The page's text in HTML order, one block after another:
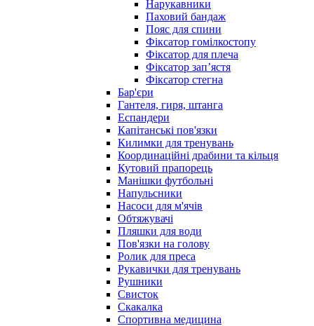
Нарукавники
Паховий бандаж
Пояс для спини
Фіксатор гомілкостопу
Фіксатор для плеча
Фіксатор запʼястя
Фіксатор стегна
Бар'єри
Гантеля, гиря, штанга
Еспандери
Капітанські пов'язки
Килимки для тренувань
Координаційні драбини та кільця
Кутовий прапорець
Манішки футбольні
Напульсники
Насоси для м'ячів
Обтяжувачі
Пляшки для води
Пов'язки на голову
Ролик для преса
Рукавички для тренувань
Рушники
Свисток
Скакалка
Спортивна медицина